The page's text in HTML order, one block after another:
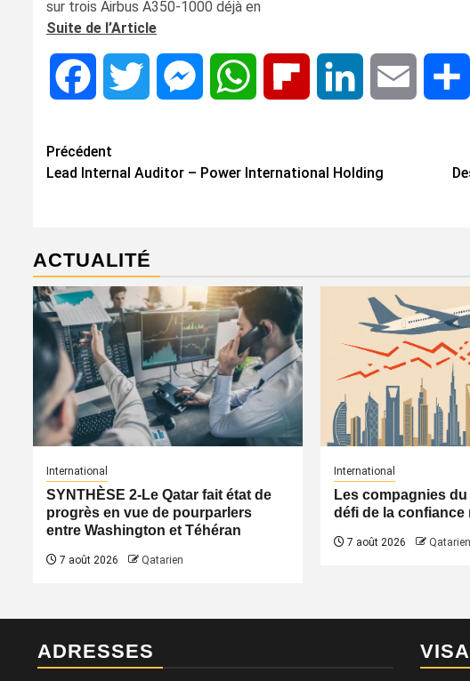
sur trois Airbus A350-1000 déjà en
Suite de l’Article
Facebook Twitter MessengerWhatsApp Flipboard LinkedIn Email
Navigation
d’article
Précédent
Lead Internal Auditor – Power International Holding
ACTUALITÉ
International
SYNTHÈSE 2-Le Qatar fait état de
progrès en vue de pourparlers
entre Washington et Téhéran
7 août 2026 Qatarien
International
Les compagnies du
défi de la confiance
7 août 2026 Qatarien
ADRESSES VISA